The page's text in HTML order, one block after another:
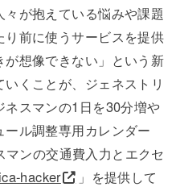
が抱えている悩みや課題
前に使うサービスを提供
想像できない」という新
くことが、ジェネストリ
スマンの1日を30分増や
ル調整専用カレンダー
マンの交通費入力とエクセ
hacker
」を提供して